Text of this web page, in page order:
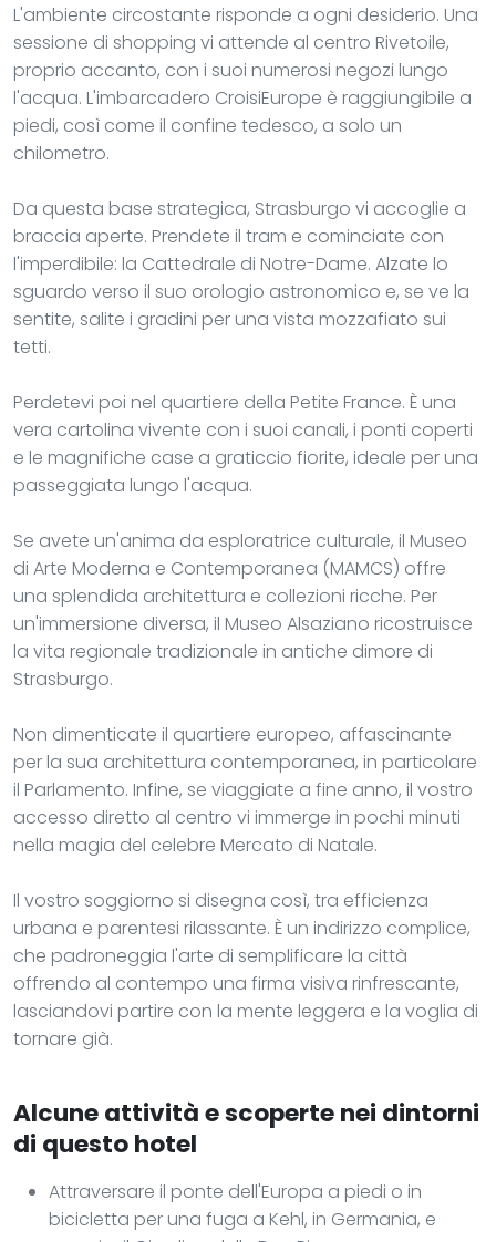
L'ambiente circostante risponde a ogni desiderio. Una
sessione di shopping vi attende al centro Rivetoile,
proprio accanto, con i suoi numerosi negozi lungo
l'acqua. L'imbarcadero CroisiEurope è raggiungibile a
piedi, così come il confine tedesco, a solo un
chilometro.
Da questa base strategica, Strasburgo vi accoglie a
braccia aperte. Prendete il tram e cominciate con
l'imperdibile: la Cattedrale di Notre-Dame. Alzate lo
sguardo verso il suo orologio astronomico e, se ve la
sentite, salite i gradini per una vista mozzafiato sui
tetti.
Perdetevi poi nel quartiere della Petite France. È una
vera cartolina vivente con i suoi canali, i ponti coperti
e le magnifiche case a graticcio fiorite, ideale per una
passeggiata lungo l'acqua.
Se avete un'anima da esploratrice culturale, il Museo
di Arte Moderna e Contemporanea (MAMCS) offre
una splendida architettura e collezioni ricche. Per
un'immersione diversa, il Museo Alsaziano ricostruisce
la vita regionale tradizionale in antiche dimore di
Strasburgo.
Non dimenticate il quartiere europeo, affascinante
per la sua architettura contemporanea, in particolare
il Parlamento. Infine, se viaggiate a fine anno, il vostro
accesso diretto al centro vi immerge in pochi minuti
nella magia del celebre Mercato di Natale.
Il vostro soggiorno si disegna così, tra efficienza
urbana e parentesi rilassante. È un indirizzo complice,
che padroneggia l'arte di semplificare la città
offrendo al contempo una firma visiva rinfrescante,
lasciandovi partire con la mente leggera e la voglia di
tornare già.
Alcune attività e scoperte nei dintorni
di questo hotel
Attraversare il ponte dell'Europa a piedi o in
bicicletta per una fuga a Kehl, in Germania, e